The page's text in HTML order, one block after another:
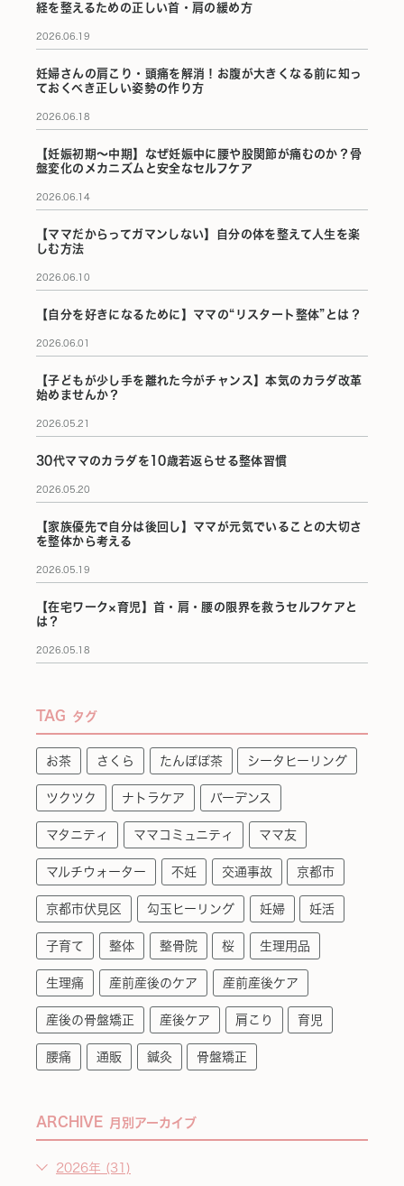
経を整えるための正しい首・肩の緩め方
2026.06.19
妊婦さんの肩こり・頭痛を解消！お腹が大きくなる前に知っ
ておくべき正しい姿勢の作り方
2026.06.18
【妊娠初期〜中期】なぜ妊娠中に腰や股関節が痛むのか？骨
盤変化のメカニズムと安全なセルフケア
2026.06.14
【ママだからってガマンしない】自分の体を整えて人生を楽
しむ方法
2026.06.10
【自分を好きになるために】ママの“リスタート整体”とは？
2026.06.01
【子どもが少し手を離れた今がチャンス】本気のカラダ改革
始めませんか？
2026.05.21
30代ママのカラダを10歳若返らせる整体習慣
2026.05.20
【家族優先で自分は後回し】ママが元気でいることの大切さ
を整体から考える
2026.05.19
【在宅ワーク×育児】首・肩・腰の限界を救うセルフケアと
は？
2026.05.18
TAG タグ
お茶 さくら たんぽぽ茶 シータヒーリング
ツクツク ナトラケア バーデンス
マタニティ ママコミュニティ ママ友
マルチウォーター 不妊 交通事故 京都市
京都市伏見区 勾玉ヒーリング 妊婦 妊活
子育て 整体 整骨院 桜 生理用品
生理痛 産前産後のケア 産前産後ケア
産後の骨盤矯正 産後ケア 肩こり 育児
腰痛 通販 鍼灸 骨盤矯正
ARCHIVE 月別アーカイブ
2026年 (31)